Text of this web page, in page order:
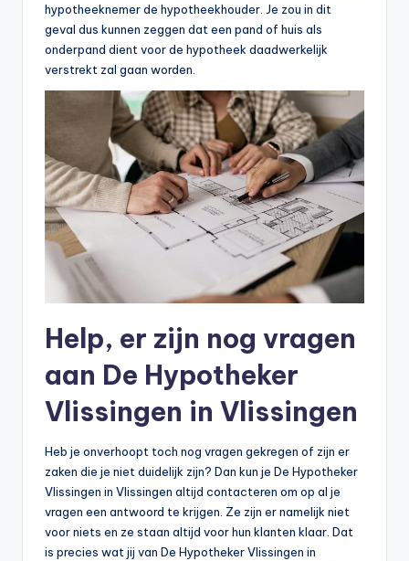
hypotheeknemer de hypotheekhouder. Je zou in dit
geval dus kunnen zeggen dat een pand of huis als
onderpand dient voor de hypotheek daadwerkelijk
verstrekt zal gaan worden.
Help, er zijn nog vragen
aan De Hypotheker
Vlissingen in Vlissingen
Heb je onverhoopt toch nog vragen gekregen of zijn er
zaken die je niet duidelijk zijn? Dan kun je De Hypotheker
Vlissingen in Vlissingen altijd contacteren om op al je
vragen een antwoord te krijgen. Ze zijn er namelijk niet
voor niets en ze staan altijd voor hun klanten klaar. Dat
is precies wat jij van De Hypotheker Vlissingen in